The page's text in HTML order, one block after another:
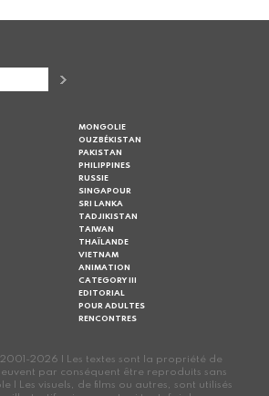
MONGOLIE
OUZBÉKISTAN
PAKISTAN
PHILIPPINES
RUSSIE
SINGAPOUR
SRI LANKA
TADJIKISTAN
TAIWAN
THAÏLANDE
VIETNAM
ANIMATION
CATEGORY III
EDITORIAL
POUR ADULTES
RENCONTRES
2026 | Les textes sont la propriété de
par conséquent être reproduits sans
| Les visuels, de films ou autres, sont utilisés